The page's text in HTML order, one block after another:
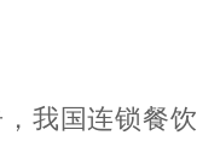
我国连锁餐饮